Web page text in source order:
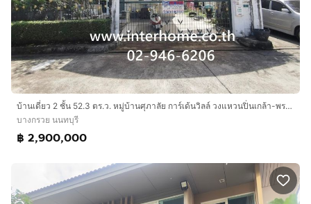
บ้านเดี่ยว 2 ชั้น 52.3 ตร.ว. หมู่บ้านศุภาลัย การ์เด้นวิลล์ วงแหวนปิ่นเกล้า-พระราม 5 ใกล้เซ็นทรัล เวสต์เกต ซอยอัจฉริยะพัฒนา2 ถนนกาญจนาภิเษก
บางกรวย นนทบุรี
฿ 2,900,000